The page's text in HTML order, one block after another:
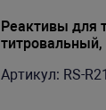
Реактивы для
Артикул: RS-